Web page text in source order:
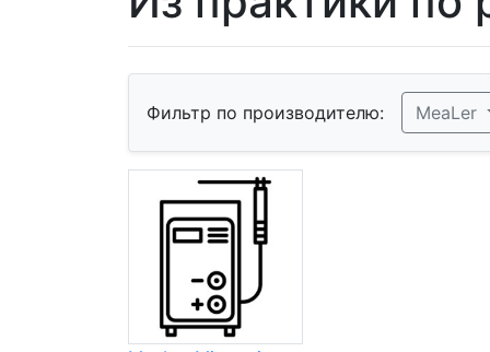
Фильтр по производителю: MeaLer